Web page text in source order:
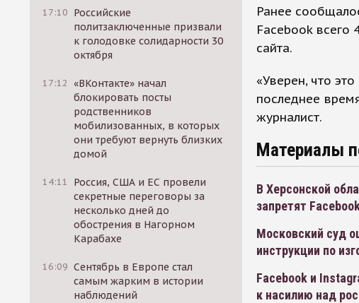
17:10 Российские
политзаключенные призвали
к голодовке солидарности 30
октября
17:12 «ВКонтакте» начал
блокировать посты
родственников
мобилизованных, в которых
они требуют вернуть близких
домой
14:11
Россия, США и ЕС провели
секретные переговоры за
несколько дней до
обострения в Нагорном
Карабахе
16:09 Сентябрь в Европе стал
самым жарким в истории
наблюдений
Ранее
Facebook всего
сайта.
«Уверен, что
последнее
журналист.
Материалы
В Херсонской
запретят
Московский суд
инструкции по
Facebook и
к насилию над